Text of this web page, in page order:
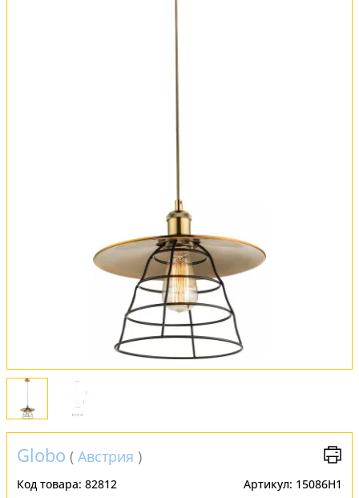
Globo ( Австрия )
Код товара: 82812 Артикул: 15086H1